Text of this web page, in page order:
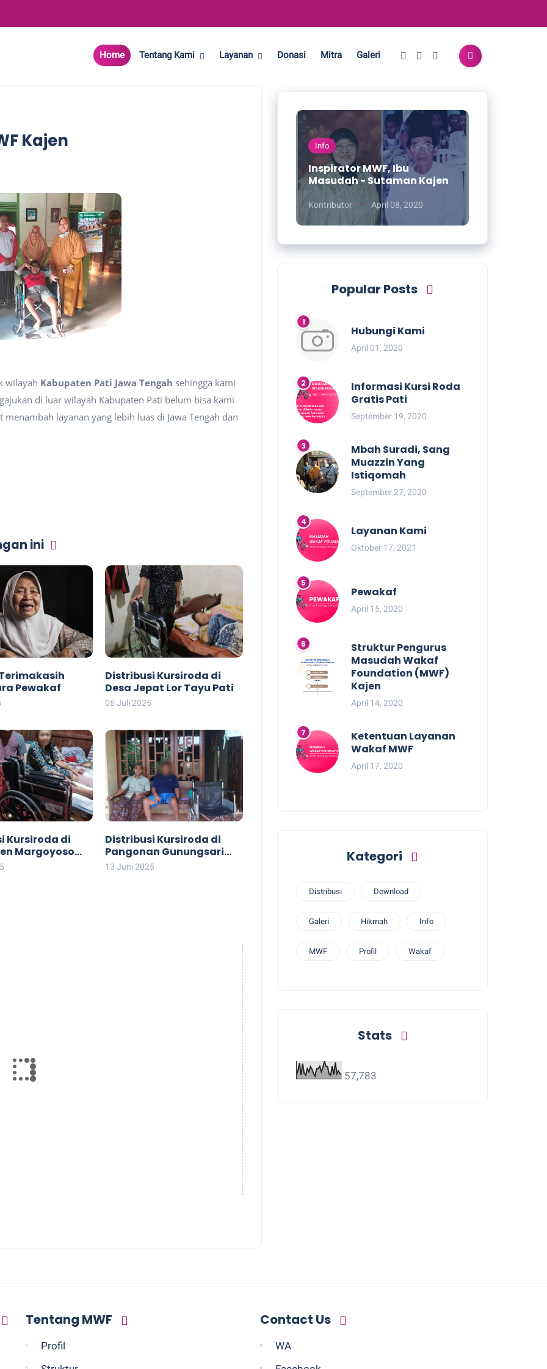
Home Tentang Kami Layanan Donasi Mitra Galeri
Kajen
wilayah Kabupaten Pati Jawa Tengah sehingga kami
di luar wilayah Kabupaten Pati belum bisa kami
layanan yang lebih luas di Jawa Tengah dan
ini
Pewakaf
Distribusi Kursiroda di
Desa Jepat Lor Tayu Pati
06 Juli 2025
Kursiroda di
Margoyoso
Distribusi Kursiroda di
Pangonan Gunungsari
Tlogowungu & Ngablak
13 Juni 2025
Info
Inspirator MWF, Ibu
Masudah - Sutaman Kajen
Kontributor April 08, 2020
Popular Posts
Hubungi Kami
April 01, 2020
Informasi Kursi Roda
Gratis Pati
September 19, 2020
Mbah Suradi, Sang
Muazzin Yang
Istiqomah
September 27, 2020
Layanan Kami
Oktober 17, 2021
Pewakaf
April 15, 2020
Struktur Pengurus
Masudah Wakaf
Foundation (MWF)
Kajen
April 14, 2020
Ketentuan Layanan
Wakaf MWF
April 17, 2020
Kategori
Distribusi Download
Galeri Hikmah Info
MWF Profil Wakaf
Stats
57,783
Tentang MWF
Profil
Contact Us
WA